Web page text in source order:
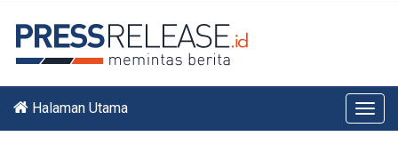
Halaman Utama